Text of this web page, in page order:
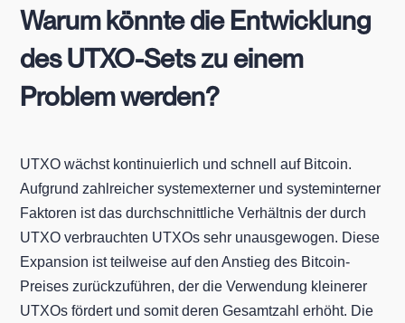
Warum könnte die Entwicklung
des UTXO-Sets zu einem
Problem werden?
UTXO wächst kontinuierlich und schnell auf Bitcoin.
Aufgrund zahlreicher systemexterner und systeminterner
Faktoren ist das durchschnittliche Verhältnis der durch
UTXO verbrauchten UTXOs sehr unausgewogen. Diese
Expansion ist teilweise auf den Anstieg des Bitcoin-
Preises zurückzuführen, der die Verwendung kleinerer
UTXOs fördert und somit deren Gesamtzahl erhöht. Die